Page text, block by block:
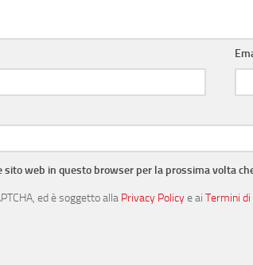
sito web in questo browser per la prossima volta
ed è soggetto alla Privacy Policye ai Termini